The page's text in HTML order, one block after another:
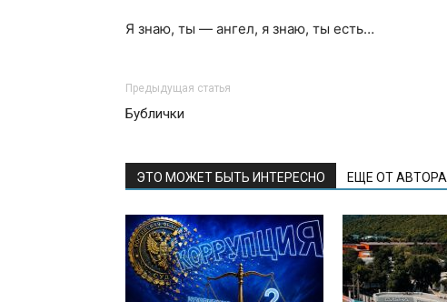
Я знаю, ты — ангел, я знаю, ты есть…
Предыдущая статья
Бублички
ЭТО МОЖЕТ БЫТЬ ИНТЕРЕСНО ЕЩЕ ОТ АВТОРА